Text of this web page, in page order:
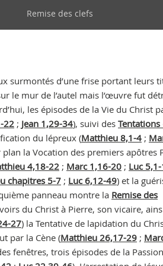
Remise des clefs
surmontés d’une frise portant leurs
le mur de l’autel mais l’œuvre fut
les épisodes de la Vie du Christ
22; Jean 1,29-34), suivi des Tentations
du lépreux (Matthieu 8,1-4;
la Vocation des premiers apôtres
4,18-22; Marc 1,16-20; Luc
chapitres 5-7; Luc 6,12-49) et la
panneau montre la Remise des
du Christ à Pierre, son vicaire,
27) la Tentative de lapidation du
par la Cène (Matthieu 26,17-29;
fenêtres, trois épisodes de la